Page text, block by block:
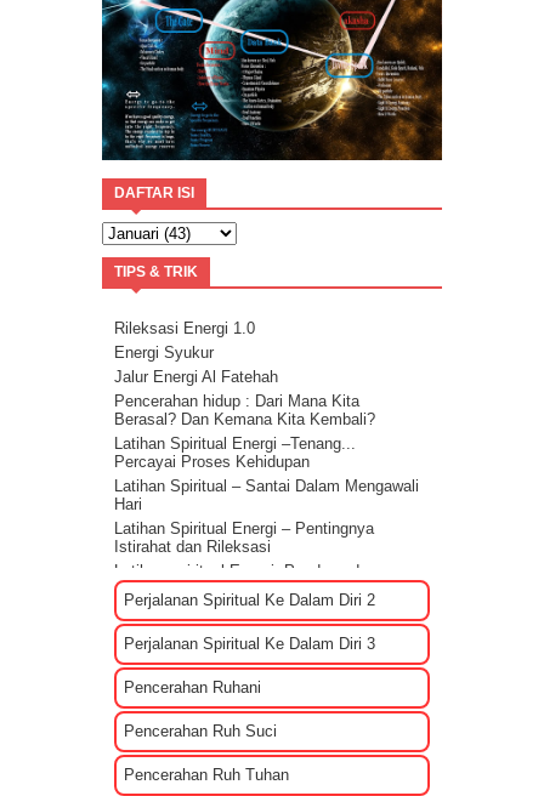
DAFTAR ISI
TIPS & TRIK
Rileksasi Energi 1.0
Energi Syukur
Jalur Energi Al Fatehah
Pencerahan hidup : Dari Mana Kita
Berasal? Dan Kemana Kita Kembali?
Latihan Spiritual Energi –Tenang...
Percayai Proses Kehidupan
Latihan Spiritual – Santai Dalam Mengawali
Hari
Latihan Spiritual Energi – Pentingnya
Istirahat dan Rileksasi
Latihan spiritual Energi: Panduan dan
Sharing rileksasi energi
Bagaimana Cara Mengenali EGO?
Tips Membuat Rencana Hidup Selagi
Masih Muda
Penyebab Terjadinya Masalah Dalam
Kehidupan Part 2
Penyebab Terjadinya Masalah Dalam
Kehidupan Part 1
Kekuatan Hati Kunci Langgengnya Suatu
Hubungan
Perjalanan Spiritual Ke Dalam Diri 2
Perjalanan Spiritual Ke Dalam Diri 3
Pencerahan Ruhani
Pencerahan Ruh Suci
Pencerahan Ruh Tuhan